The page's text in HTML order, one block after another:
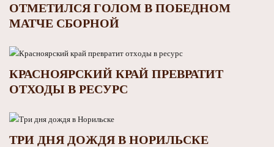
ОТМЕТИЛСЯ ГОЛОМ В ПОБЕДНОМ
МАТЧЕ СБОРНОЙ
КРАСНОЯРСКИЙ КРАЙ ПРЕВРАТИТ
ОТХОДЫ В РЕСУРС
ТРИ ДНЯ ДОЖДЯ В НОРИЛЬСКЕ